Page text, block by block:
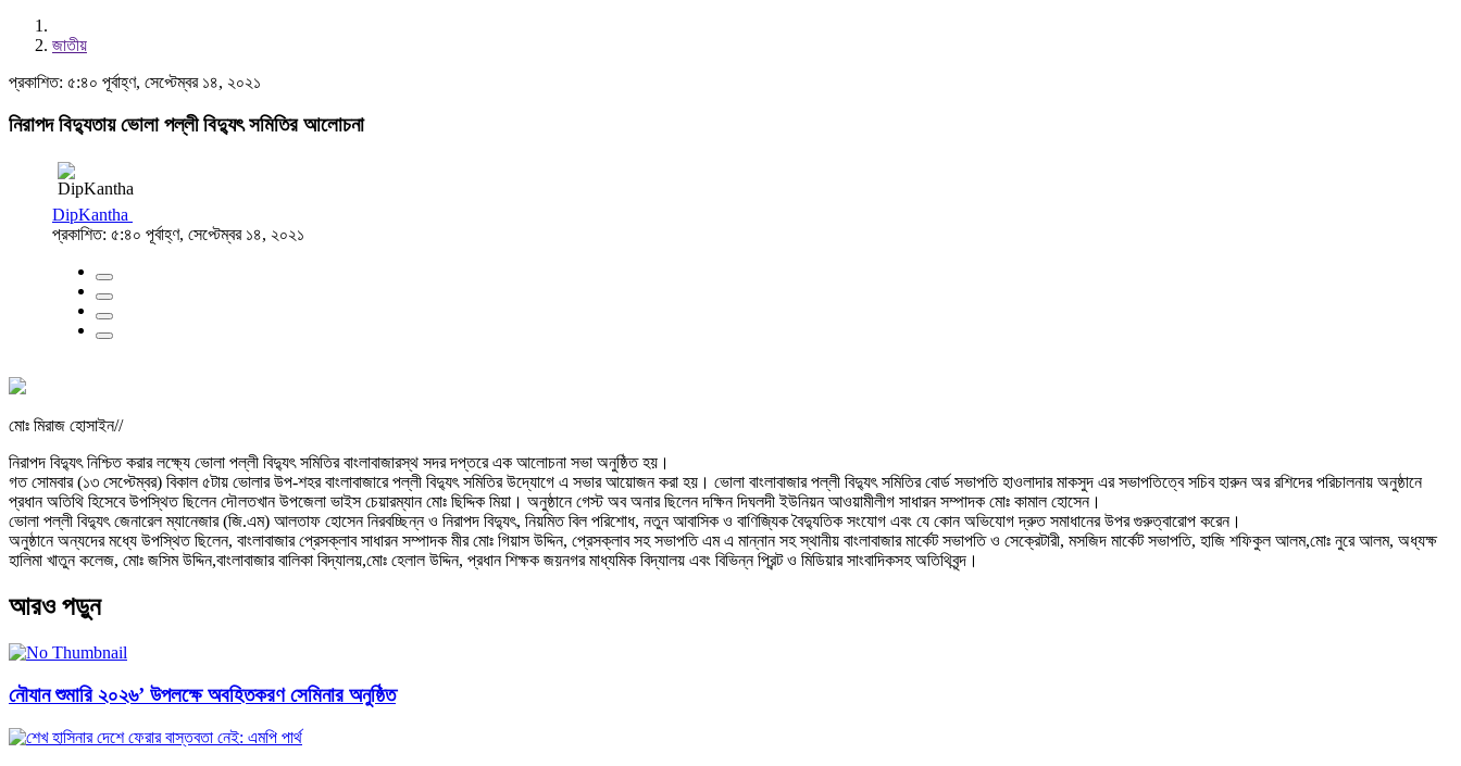
জাতীয়
প্রকাশিত: ৫:৪০ পূর্বাহ্ণ, সেপ্টেম্বর ১৪, ২০২১
নিরাপদ বিদ্যুতায় ভোলা পল্লী বিদ্যুৎ সমিতির আলোচনা
DipKantha
প্রকাশিত: ৫:৪০ পূর্বাহ্ণ, সেপ্টেম্বর ১৪, ২০২১
মোঃ মিরাজ হোসাইন//
নিরাপদ বিদ্যুৎ নিশ্চিত করার লক্ষ্যে ভোলা পল্লী বিদ্যুৎ সমিতির বাংলাবাজারস্থ সদর দপ্তরে এক আলোচনা সভা অনুষ্ঠিত হয়।
গত সোমবার (১৩ সেপ্টেম্বর) বিকাল ৫টায় ভোলার উপ-শহর বাংলাবাজারে পল্লী বিদ্যুৎ সমিতির উদ্যোগে এ সভার আয়োজন করা হয়। ভোলা বাংলাবাজার পল্লী বিদ্যুৎ সমিতির বোর্ড সভাপতি হাওলাদার মাকসুদ এর সভাপতিত্বে সচিব হারুন অর রশিদের পরিচালনায় অনুষ্ঠানে
প্রধান অতিথি হিসেবে উপস্থিত ছিলেন দৌলতখান উপজেলা ভাইস চেয়ারম্যান মোঃ ছিদ্দিক মিয়া। অনুষ্ঠানে গেস্ট অব অনার ছিলেন দক্ষিন দিঘলদী ইউনিয়ন আওয়ামীলীগ সাধারন সম্পাদক মোঃ কামাল হোসেন।
ভোলা পল্লী বিদ্যুৎ জেনারেল ম্যানেজার (জি.এম) আলতাফ হোসেন নিরবচ্ছিন্ন ও নিরাপদ বিদ্যুৎ, নিয়মিত বিল পরিশোধ, নতুন আবাসিক ও বাণিজ্যিক বৈদ্যুতিক সংযোগ এবং যে কোন অভিযোগ দ্রুত সমাধানের উপর গুরুত্বারোপ করেন।
অনুষ্ঠানে অন্যদের মধ্যে উপস্থিত ছিলেন, বাংলাবাজার প্রেসক্লাব সাধারন সম্পাদক মীর মোঃ গিয়াস উদ্দিন, প্রেসক্লাব সহ সভাপতি এম এ মান্নান সহ স্থানীয় বাংলাবাজার মার্কেট সভাপতি ও সেক্রেটারী, মসজিদ মার্কেট সভাপতি, হাজি শফিকুল আলম,মোঃ নুরে আলম, অধ্যক্ষ
হালিমা খাতুন কলেজ, মোঃ জসিম উদ্দিন,বাংলাবাজার বালিকা বিদ্যালয়,মোঃ হেলাল উদ্দিন, প্রধান শিক্ষক জয়নগর মাধ্যমিক বিদ্যালয় এবং বিভিন্ন প্রিন্ট ও মিডিয়ার সাংবাদিকসহ অতিথিবৃন্দ।
আরও পড়ুন
নৌযান শুমারি ২০২৬’ উপলক্ষে অবহিতকরণ সেমিনার অনুষ্ঠিত